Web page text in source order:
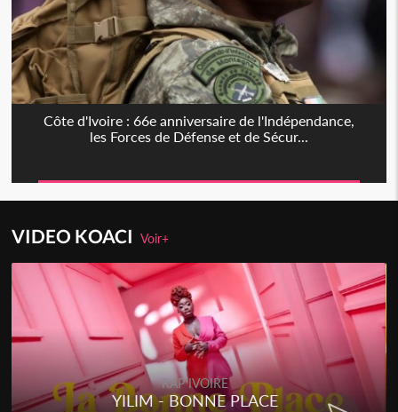
Côte d'Ivoire : 66e anniversaire de l'Indépendance,
les Forces de Défense et de Sécur...
VIDEO KOACIVoir+
RAP IVOIRE
YILIM - BONNE PLACE